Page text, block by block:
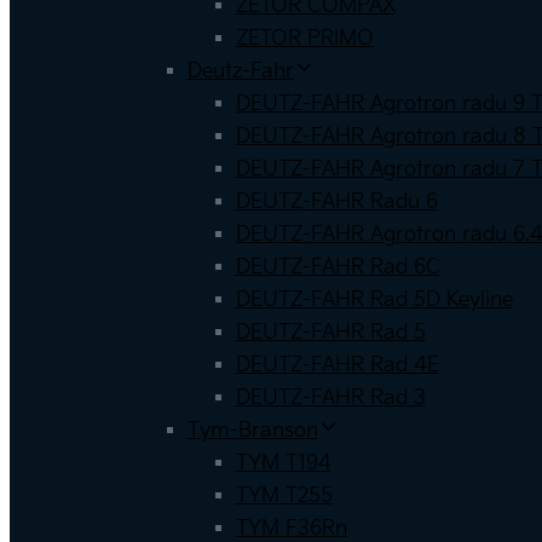
ZETOR COMPAX
ZETOR PRIMO
Deutz-Fahr
DEUTZ-FAHR Agrotron radu 9
DEUTZ-FAHR Agrotron radu 8
DEUTZ-FAHR Agrotron radu 7
DEUTZ-FAHR Radu 6
DEUTZ-FAHR Agrotron radu 6.4
DEUTZ-FAHR Rad 6C
DEUTZ-FAHR Rad 5D Keyline
DEUTZ-FAHR Rad 5
DEUTZ-FAHR Rad 4E
DEUTZ-FAHR Rad 3
Tym-Branson
TYM T194
TYM T255
TYM F36Rn